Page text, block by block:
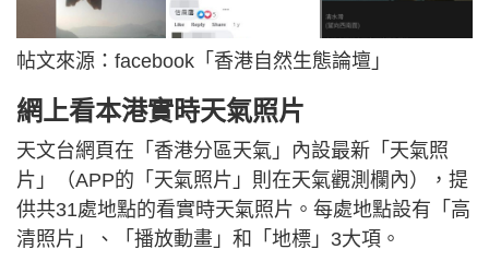
帖文來源：facebook「香港自然生態論壇」
網上看本港實時天氣照片
天文台網頁在「香港分區天氣」內設最新「天氣照
片」（APP的「天氣照片」則在天氣觀測欄內），提
供共31處地點的看實時天氣照片。每處地點設有「高
清照片」、「播放動畫」和「地標」3大項。